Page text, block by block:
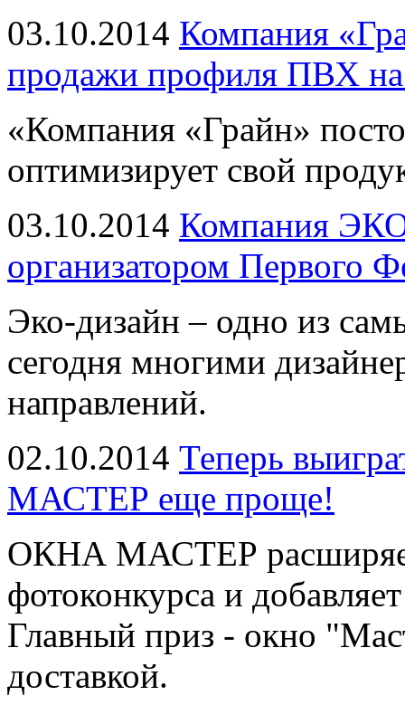
03.10.2014 Компания
продажи профиля ПВХ
«Компания «Грайн»
оптимизирует свой
03.10.2014 Компания
организатором Первого
Эко-дизайн – одно из
сегодня многими
направлений.
02.10.2014 Теперь
МАСТЕР еще проще!
ОКНА МАСТЕР
фотоконкурса и
Главный приз - окно
доставкой.